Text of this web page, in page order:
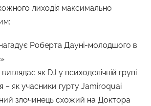
лиходія максимально
Роберта Дауні-молодшого в
як DJ у психоделічній групі
– як учасники гурту Jamiroquai
злочинець схожий на Доктора